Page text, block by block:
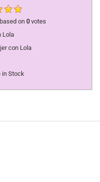
based on0 votes
Lola
con Lola
in Stock